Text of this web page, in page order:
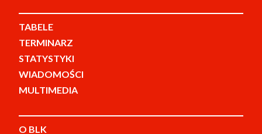
TABELE
TERMINARZ
STATYSTYKI
WIADOMOŚCI
MULTIMEDIA
O BLK